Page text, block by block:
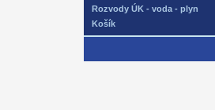
Rozvody ÚK - voda - plyn
Košík